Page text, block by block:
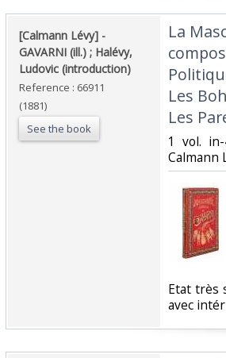
‎[Calmann Lévy] - ‎
‎GAVARNI (ill.) ; Halévy,
Ludovic (introduction)‎
Reference : 66911
(1881)
See the book
‎La
Les
Les
‎1 vol.
Calmann
‎Etat très
avec